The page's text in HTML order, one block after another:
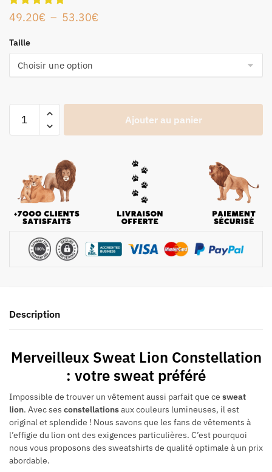
49.20€ – 53.30€
Taille
Ajouter au panier
Description
Merveilleux Sweat Lion Constellation
: votre sweat préféré
Impossible de trouver un vêtement aussi parfait que ce sweat
lion. Avec ses constellationsaux couleurs lumineuses, il est
original et splendide ! Nous savons que les fans de vêtements à
l’effigie du lion ont des exigences particulières. C’est pourquoi
nous vous proposons des sweatshirts de qualité optimale à un prix
abordable.